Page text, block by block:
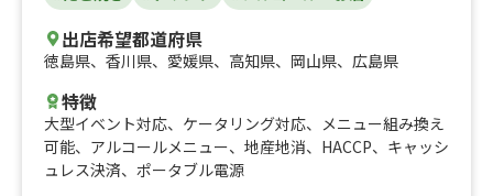
出店希望都道府県
徳島県、 香川県、 愛媛県、 高知県、 岡山県、 広島県
特徴
大型イベント対応、 ケータリング対応、 メニュー組み換え
可能、 アルコールメニュー、 地産地消、 HACCP、 キャッシ
ュレス決済、 ポータブル電源